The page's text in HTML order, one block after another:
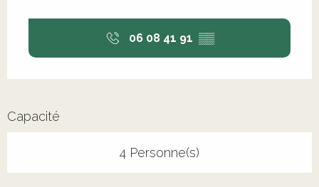
06 08 41 91 ▒▒
Capacité
4 Personne(s)